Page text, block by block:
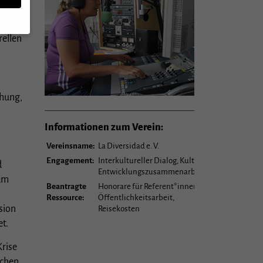
Informationen zum Verein:
Vereinsname: La Diversidad e. V.
Engagement:
Interkultureller Dialog, Kultur,
Entwicklungszusammenarbeit
Beantragte
Ressource:
Honorare für Referent*innen,
Öffentlichkeitsarbeit,
Reisekosten